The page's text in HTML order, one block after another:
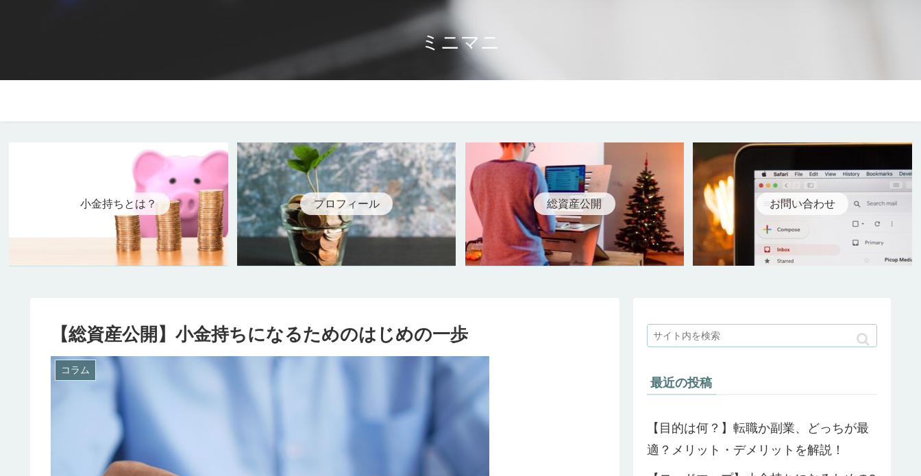
ミニマニ
小金持ちとは？ プロフィール 総資産公開 お問い合わせ
【総資産公開】小金持ちになるためのはじめの一歩
コラム
最近の投稿
【目的は何？】転職か副業、どっちが最
適？メリット・デメリットを解説！